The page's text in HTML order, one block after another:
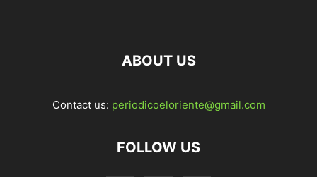
ABOUT US
Contact us: periodicoeloriente@gmail.com
FOLLOW US